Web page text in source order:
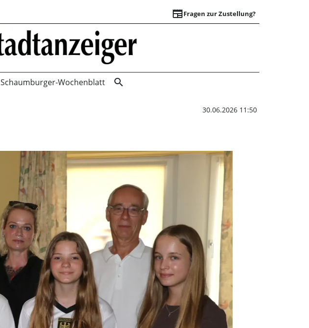
newspaperFragen zur Zustellung?
Mädchen stärken
Schaumburger-Wochenblatt search
30.06.2026 11:50